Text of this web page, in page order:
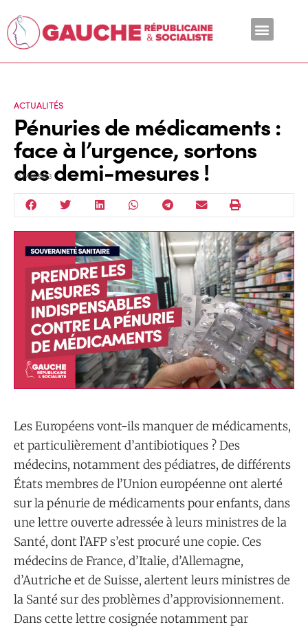
ACTUALITÉS
Pénuries de médicaments :
face à l’urgence, sortons
des demi-mesures !
10 Mai 2023
Les Européens vont-ils manquer de médicaments,
et particulièrement d’antibiotiques ? Des
médecins, notamment des pédiatres, de différents
États membres de l’Union européenne ont alerté
sur la pénurie de médicaments pour enfants, dans
une lettre ouverte adressée à leurs ministres de la
Santé, dont l’AFP s’est procuré une copie. Ces
médecins de France, d’Italie, d’Allemagne,
d’Autriche et de Suisse, alertent leurs ministres de
la Santé sur des problèmes d’approvisionnement.
Dans cette lettre cosignée notamment par